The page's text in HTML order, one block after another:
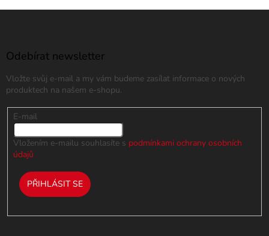
Odebírat newsletter
Vložte svůj e-mail a my vám budeme zasílat informace o nových
produktech na našem e-shopu.
E-mail
Vložením e-mailu souhlasíte s podmínkami ochrany osobních
údajů
PŘIHLÁSIT SE